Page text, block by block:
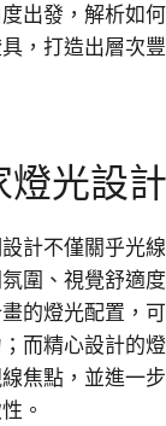
出發，解析如
，打造出層次
燈光設
計不僅關乎光
圍、視覺舒適
的燈光配置，
而精心設計的
焦點，並進一
。